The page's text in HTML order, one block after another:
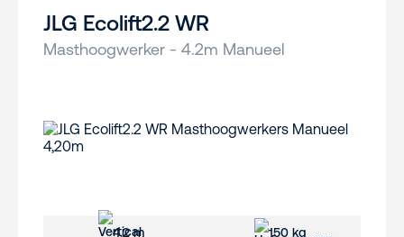
JLG Ecolift2.2 WR
Masthoogwerker - 4.2m Manueel
4.2 m 150 kg